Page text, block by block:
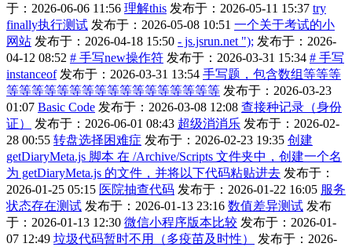
于：2026-06-06 11:56 理解this 发布于：2026-05-11 15:37 try
finally执行测试 发布于：2026-05-08 10:51 一个关于考试的小
网站 发布于：2026-04-18 15:50 - js.jsrun.net "); 发布于：2026-
04-12 08:52 # 手写new操作符 发布于：2026-03-31 15:34 # 手写
instanceof 发布于：2026-03-31 13:54 手写题，包含数组等等等
等等等等等等等等等等等等等等等等等 发布于：2026-03-23
01:07 Basic Code 发布于：2026-03-08 12:08 查接种记录（身份
证）
发布于：2026-06-01 08:43 超级消消乐 发布于：2026-02-
28 00:55 转盘选择困难症 发布于：2026-02-23 19:35 创建
getDiaryMeta.js 脚本 在 /Archive/Scripts 文件夹中，创建一个名
为 getDiaryMeta.js 的文件，并将以下代码粘贴进去 发布于：
2026-01-25 05:15 医院抽查代码 发布于：2026-01-22 16:05 服务
状态存在测试 发布于：2026-01-13 23:16 数值差异测试 发布
于：2026-01-13 12:30 微信小程序版本比较 发布于：2026-01-
07 12:49 垃圾代码暂时不用（多疫苗及时性）
发布于：2026-